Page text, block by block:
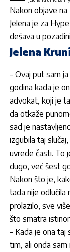
Nakon objave
Jelena je za
dešava u
Jelena
– Ovaj put sam
godina kada je
advokat, koji je
da otkaže
sad je
izgubila taj
uvrede časti. To
dugo, već šest
Nakon što je,
tada nije odlučila
prolazilo, sve
što smatra
– Kada je ona taj
tim, ali onda sam